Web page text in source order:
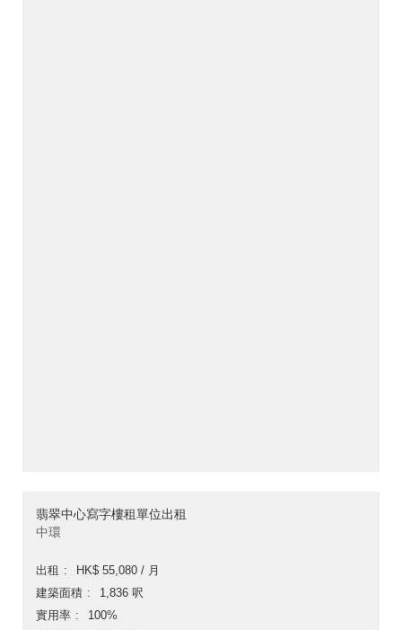
翡翠中心寫字樓租單位出租
中環
出租
HK$ 55,080 / 月
建築面積
1,836 呎
實用率
100%